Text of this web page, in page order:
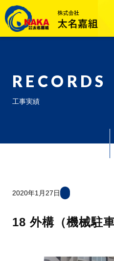
RECORDS
工事実績
2020年1月27日
18 外構（機械駐